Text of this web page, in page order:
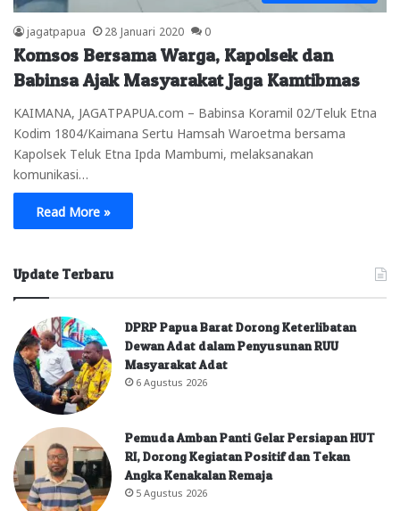
jagatpapua 28 Januari 2020 0
Komsos Bersama Warga, Kapolsek dan
Babinsa Ajak Masyarakat Jaga Kamtibmas
KAIMANA, JAGATPAPUA.com – Babinsa Koramil 02/Teluk Etna
Kodim 1804/Kaimana Sertu Hamsah Waroetma bersama
Kapolsek Teluk Etna Ipda Mambumi, melaksanakan
komunikasi…
Read More »
Update Terbaru
DPRP Papua Barat Dorong Keterlibatan
Dewan Adat dalam Penyusunan RUU
Masyarakat Adat
6 Agustus 2026
Pemuda Amban Panti Gelar Persiapan HUT
RI, Dorong Kegiatan Positif dan Tekan
Angka Kenakalan Remaja
5 Agustus 2026